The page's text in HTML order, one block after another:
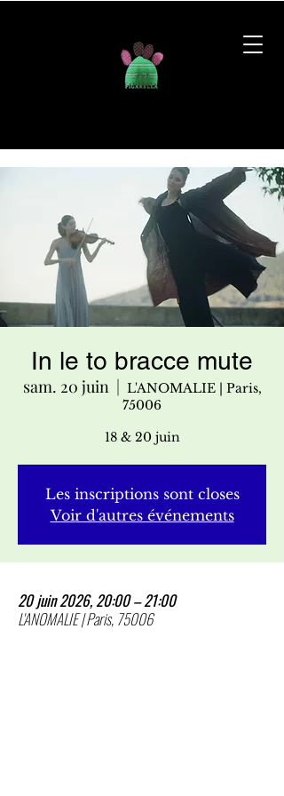
In le to bracce mute
sam. 20 juin
  |
L'ANOMALIE | Paris,
75006
18 & 20 juin
Les inscriptions sont closes
Voir d'autres événements
20 juin 2026, 20:00 – 21:00
L'ANOMALIE | Paris, 75006